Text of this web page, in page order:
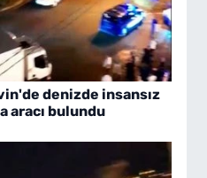
denizde insansız
aracı bulundu